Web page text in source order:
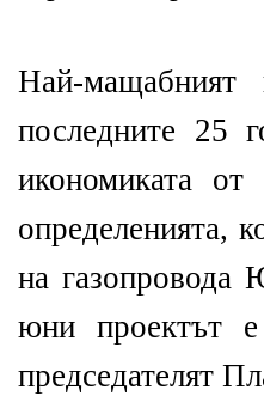
Най-мащабният
последните 25
икономиката
определенията,
на газопровода
юни проектът
председателят